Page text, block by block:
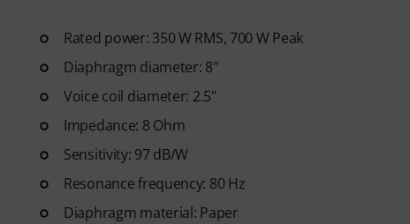
Rated power: 350 W RMS, 700 W Peak
Diaphragm diameter: 8"
Voice coil diameter: 2.5"
Impedance: 8 Ohm
Sensitivity: 97 dB/W
Resonance frequency: 80 Hz
Diaphragm material: Paper